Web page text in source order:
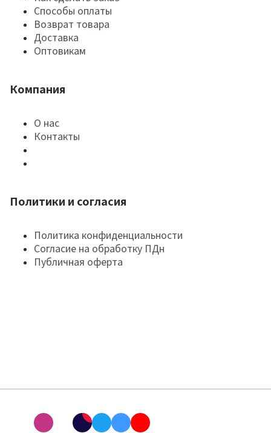
Способы оплаты
Возврат товара
Доставка
Оптовикам
Компания
О нас
Контакты
Политики и согласия
Политика конфиденциальности
Согласие на обработку ПДн
Публичная оферта